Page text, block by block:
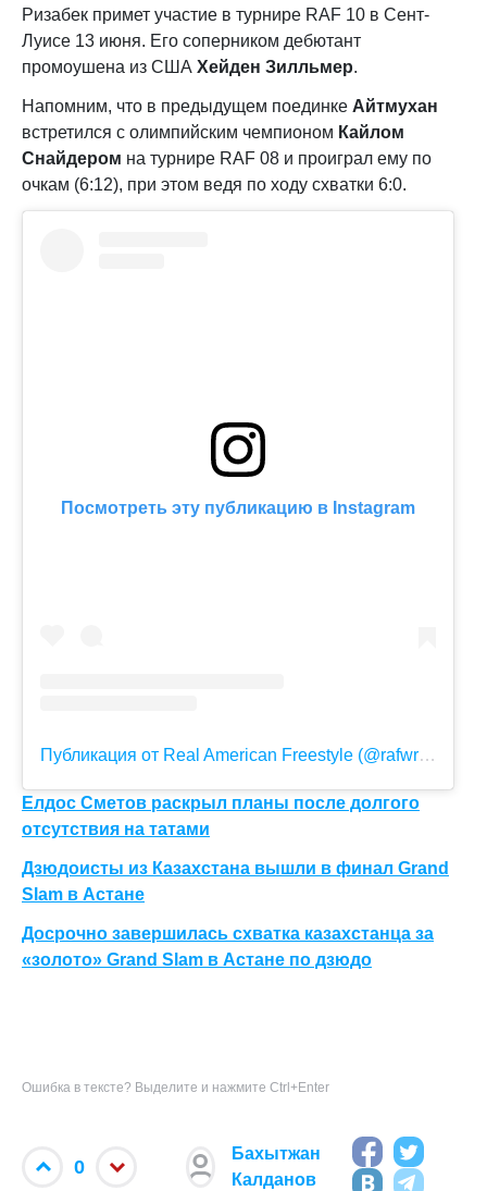
Ризабек примет участие в турнире RAF 10 в Сент-
Луисе 13 июня. Его соперником дебютант
промоушена из США Хейден Зилльмер.
Напомним, что в предыдущем поединке Айтмухан
встретился с олимпийским чемпионом Кайлом
Снайдером на турнире RAF 08 и проиграл ему по
очкам (6:12), при этом ведя по ходу схватки 6:0.
Посмотреть эту публикацию в Instagram
Публикация от Real American Freestyle (@rafwrestlingusa)
Елдос Сметов раскрыл планы после долгого
отсутствия на татами
Дзюдоисты из Казахстана вышли в финал Grand
Slam в Астане
Досрочно завершилась схватка казахстанца за
«золото» Grand Slam в Астане по дзюдо
Ошибка в тексте? Выделите и нажмите Ctrl+Enter
0
Бахытжан
Калданов